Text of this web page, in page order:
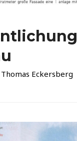
Thomas Eckersberg